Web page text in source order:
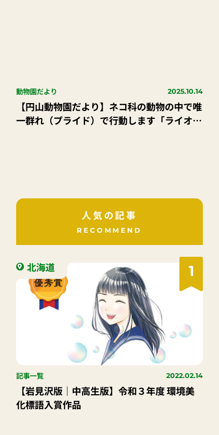
動物園だより 2025.10.14
【円山動物園だより】ネコ科の動物の中で唯
一群れ（プライド）で行動します「ライオ
人気の記事
RECOMMEND
1
北海道
記事一覧 2022.02.14
【岩見沢版｜中高生版】令和３年度 環境美
化標語入賞作品